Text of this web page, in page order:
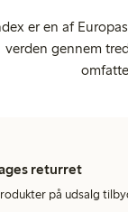
er en af
verden gennem
returret
på udsalg